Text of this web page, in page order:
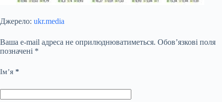
Джерело: ukr.media
Ваша e-mail адреса не оприлюднюватиметься. Обов’язкові поля
позначені *
Ім’я *